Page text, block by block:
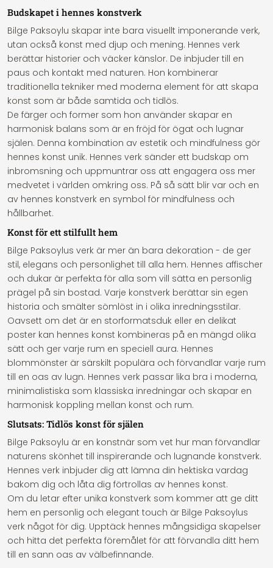
Budskapet i hennes konstverk
Bilge Paksoylu skapar inte bara visuellt imponerande verk,
utan också konst med djup och mening. Hennes verk
berättar historier och väcker känslor. De inbjuder till en
paus och kontakt med naturen. Hon kombinerar
traditionella tekniker med moderna element för att skapa
konst som är både samtida och tidlös.
De färger och former som hon använder skapar en
harmonisk balans som är en fröjd för ögat och lugnar
själen. Denna kombination av estetik och mindfulness gör
hennes konst unik. Hennes verk sänder ett budskap om
inbromsning och uppmuntrar oss att engagera oss mer
medvetet i världen omkring oss. På så sätt blir var och en
av hennes konstverk en symbol för mindfulness och
hållbarhet.
Konst för ett stilfullt hem
Bilge Paksoylus verk är mer än bara dekoration - de ger
stil, elegans och personlighet till alla hem. Hennes affischer
och dukar är perfekta för alla som vill sätta en personlig
prägel på sin bostad. Varje konstverk berättar sin egen
historia och smälter sömlöst in i olika inredningsstilar.
Oavsett om det är en storformatsduk eller en delikat
poster kan hennes konst kombineras på en mängd olika
sätt och ger varje rum en speciell aura. Hennes
blommönster är särskilt populära och förvandlar varje rum
till en oas av lugn. Hennes verk passar lika bra i moderna,
minimalistiska som klassiska inredningar och skapar en
harmonisk koppling mellan konst och rum.
Slutsats: Tidlös konst för själen
Bilge Paksoylu är en konstnär som vet hur man förvandlar
naturens skönhet till inspirerande och lugnande konstverk.
Hennes verk inbjuder dig att lämna din hektiska vardag
bakom dig och låta dig förtrollas av hennes konst.
Om du letar efter unika konstverk som kommer att ge ditt
hem en personlig och elegant touch är Bilge Paksoylus
verk något för dig. Upptäck hennes mångsidiga skapelser
och hitta det perfekta föremålet för att förvandla ditt hem
till en sann oas av välbefinnande.